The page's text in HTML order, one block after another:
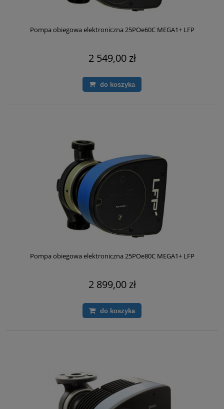
Pompa obiegowa elektroniczna 25POe60C MEGA1+ LFP
2 549,00 zł
do koszyka
Pompa obiegowa elektroniczna 25POe80C MEGA1+ LFP
2 899,00 zł
do koszyka